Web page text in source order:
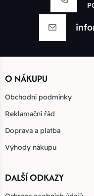
O NÁKUPU
Obchodní podmínky
Reklamační řád
Doprava a platba
Výhody nákupu
DALŠÍ ODKAZY